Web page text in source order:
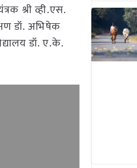
श्री व्ही.एस.
डॉ. अभिषेक
डॉ. ए.के.